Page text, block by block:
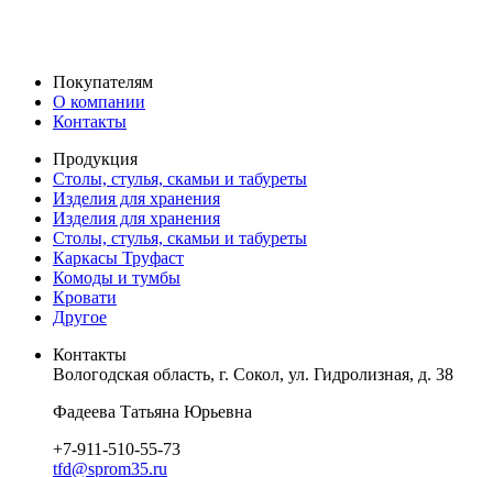
Покупателям
О компании
Контакты
Продукция
Столы, стулья, скамьи и табуреты
Изделия для хранения
Изделия для хранения
Столы, стулья, скамьи и табуреты
Каркасы Труфаст
Комоды и тумбы
Кровати
Другое
Контакты
Вологодская область, г. Сокол, ул. Гидролизная, д. 38
Фадеева Татьяна Юрьевна
+7-911-510-55-73
tfd@sprom35.ru